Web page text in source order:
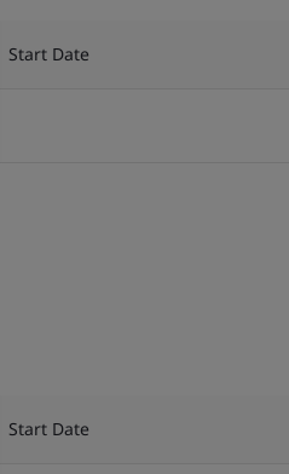
Start Date
Start Date